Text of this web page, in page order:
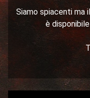
Siamo spiacenti ma
è